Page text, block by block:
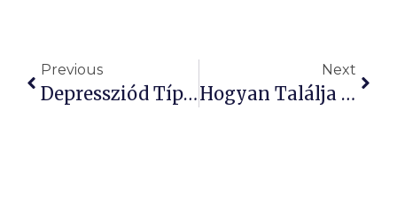
Previous
Depressziód Típusa Meghatározhatja Jövőbeli Egészséged!
Next
Hogyan Találja Meg A Boldogságot A 4 Idősből 1?